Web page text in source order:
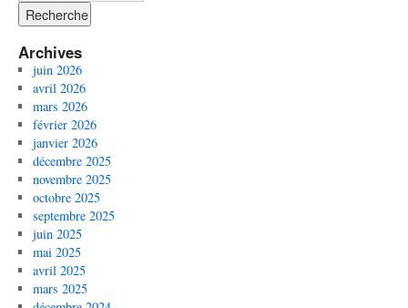
Archives
juin 2026
avril 2026
mars 2026
février 2026
janvier 2026
décembre 2025
novembre 2025
octobre 2025
septembre 2025
juin 2025
mai 2025
avril 2025
mars 2025